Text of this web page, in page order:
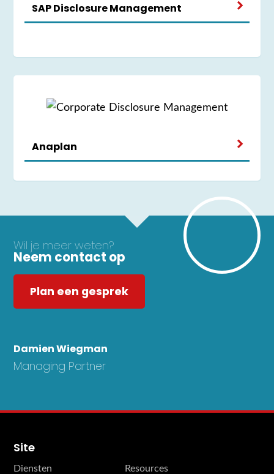
SAP Disclosure Management
Anaplan
Wil je meer weten?
Neem contact op
Plan een gesprek
Damien Wiegman
Managing Partner
Site
Diensten
Resources